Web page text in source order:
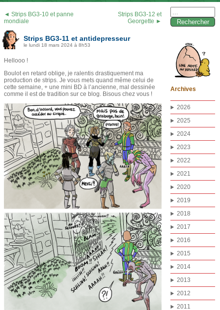
◄ Strips BG3-10 et panne
mondiale
Strips BG3-12 et
Georgette ►
Strips BG3-11 et antidepresseur
le lundi 18 mars 2024 à 8h53
Hellooo !
Boulot en retard oblige, je ralentis drastiquement ma
production de strips. Je vous mets quand même celui de
cette semaine, + une mini BD à l’ancienne, mal dessinée
comme il est de tradition sur ce blog. Bisous chez vous !
Archives
2026
2025
2024
2023
2022
2021
2020
2019
2018
2017
2016
2015
2014
2013
2012
2011